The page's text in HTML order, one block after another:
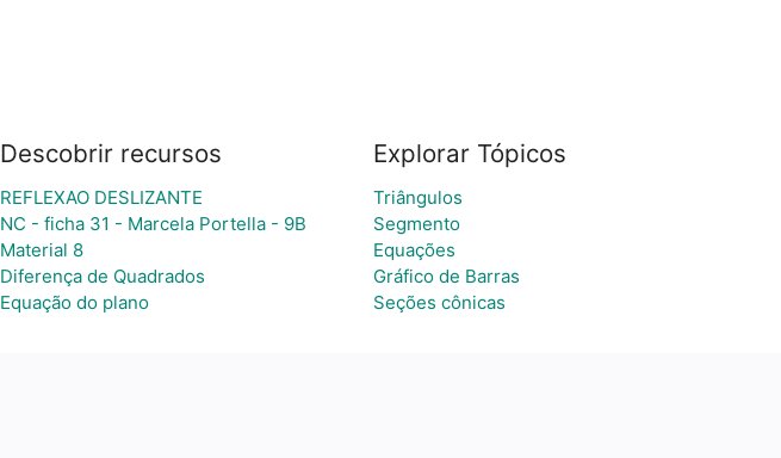
Descobrir recursos
REFLEXAO DESLIZANTE
NC - ficha 31 - Marcela Portella - 9B
Material 8
Diferença de Quadrados
Equação do plano
Explorar Tópicos
Triângulos
Segmento
Equações
Gráfico de Barras
Seções cônicas